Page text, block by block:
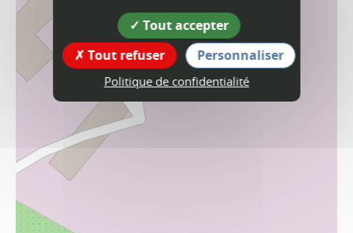
Tout accepter
Tout refuser
Personnaliser
Politique de confidentialité